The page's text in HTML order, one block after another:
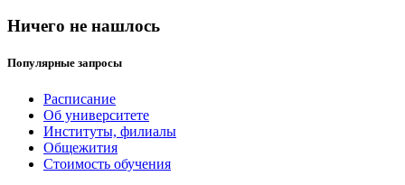
Ничего не нашлось
Популярные запросы
Расписание
Об университете
Институты, филиалы
Общежития
Стоимость обучения